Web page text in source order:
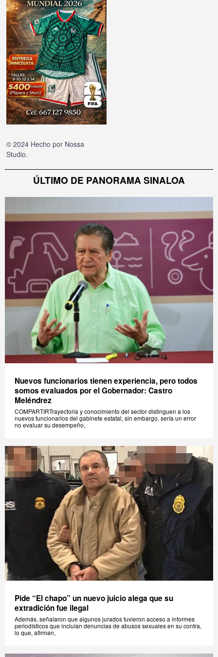
© 2024 Hecho por Nossa
Studio.
ÚLTIMO DE PANORAMA SINALOA
Nuevos funcionarios tienen experiencia, pero todos
somos evaluados por el Gobernador: Castro
Meléndrez
COMPARTIRTrayectoria y conocimiento del sector distinguen a los
nuevos funcionarios del gabinete estatal, sin embargo, sería un error
no evaluar su desempeño,
Pide “El chapo” un nuevo juicio alega que su
extradición fue ilegal
Además, señalaron que algunos jurados tuvieron acceso a informes
periodísticos que incluían denuncias de abusos sexuales en su contra,
lo que, afirman,